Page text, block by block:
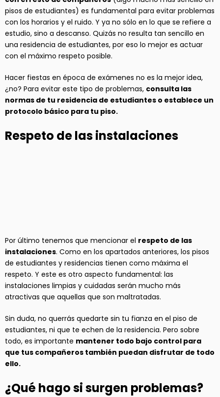
pisos de estudiantes) es fundamental para evitar problemas
con los horarios y el ruido. Y ya no sólo en lo que se refiere a
estudio, sino a descanso. Quizás no resulta tan sencillo en
una residencia de estudiantes, por eso lo mejor es actuar
con el máximo respeto posible.
Hacer fiestas en época de exámenes no es la mejor idea,
¿no? Para evitar este tipo de problemas, consulta las
normas de tu residencia de estudiantes o establece un
protocolo básico para tu piso.
Respeto de las instalaciones
Por último tenemos que mencionar el respeto de las
instalaciones. Como en los apartados anteriores, los pisos
de estudiantes y residencias tienen como máxima el
respeto. Y este es otro aspecto fundamental: las
instalaciones limpias y cuidadas serán mucho más
atractivas que aquellas que son maltratadas.
Sin duda, no querrás quedarte sin tu fianza en el piso de
estudiantes, ni que te echen de la residencia. Pero sobre
todo, es importante mantener todo bajo control para
que tus compañeros también puedan disfrutar de todo
ello.
¿Qué hago si surgen problemas?